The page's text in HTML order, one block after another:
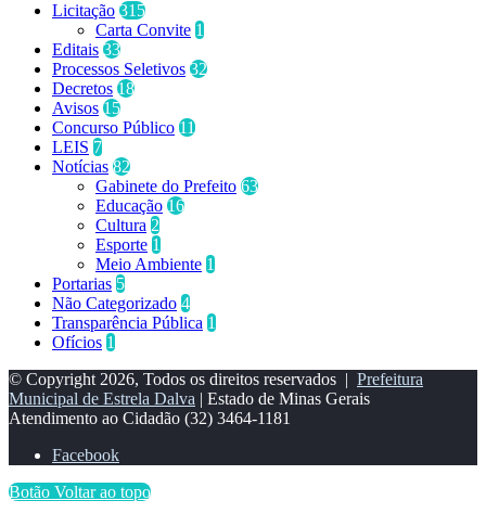
Licitação 315
Carta Convite 1
Editais 33
Processos Seletivos 32
Decretos 18
Avisos 15
Concurso Público 11
LEIS 7
Notícias 82
Gabinete do Prefeito 63
Educação 16
Cultura 2
Esporte 1
Meio Ambiente 1
Portarias 5
Não Categorizado 4
Transparência Pública 1
Ofícios 1
© Copyright 2026, Todos os direitos reservados | Prefeitura
Municipal de Estrela Dalva | Estado de Minas Gerais
Atendimento ao Cidadão (32) 3464-1181
Facebook
Botão Voltar ao topo